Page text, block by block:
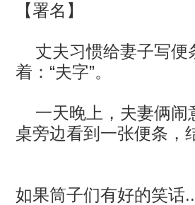
【署名】
丈夫习惯给妻子写便
着：“夫字”。
一天晚上，夫妻俩闹
桌旁边看到一张便条，
如果筒子们有好的笑话..